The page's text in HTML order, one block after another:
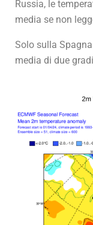
Russia, le
media se non
Solo sulla
media di due